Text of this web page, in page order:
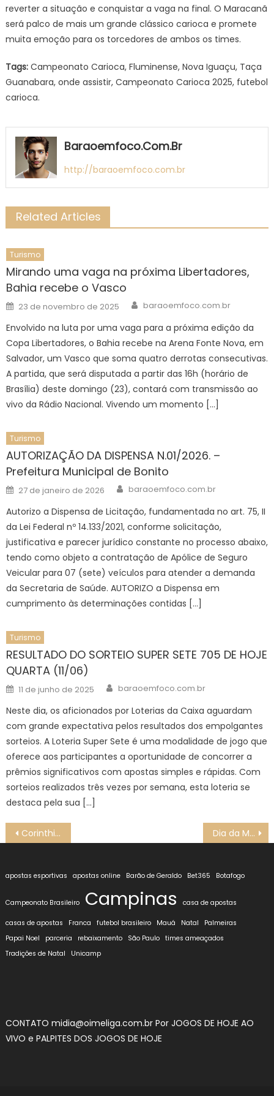
reverter a situação e conquistar a vaga na final. O Maracanã
será palco de mais um grande clássico carioca e promete
muita emoção para os torcedores de ambos os times.
Tags:Campeonato Carioca, Fluminense, Nova Iguaçu, Taça
Guanabara, onde assistir, Campeonato Carioca 2025, futebol
carioca.
Baraoemfoco.com.br
http://baraoemfoco.com.br
Related Articles
Turismo
Mirando uma vaga na próxima Libertadores,
Bahia recebe o Vasco
Posted
on
23 de novembro de 2025 Author
baraoemfoco.com.br
Envolvido na luta por uma vaga para a próxima edição da
Copa Libertadores, o Bahia recebe na Arena Fonte Nova, em
Salvador, um Vasco que soma quatro derrotas consecutivas.
A partida, que será disputada a partir das 16h (horário de
Brasília) deste domingo (23), contará com transmissão ao
vivo da Rádio Nacional. Vivendo um momento […]
Turismo
AUTORIZAÇÃO DA DISPENSA N.01/2026. –
Prefeitura Municipal de Bonito
Posted
on
27 de janeiro de 2026 Author
baraoemfoco.com.br
Autorizo a Dispensa de Licitação, fundamentada no art. 75, II
da Lei Federal nº 14.133/2021, conforme solicitação,
justificativa e parecer jurídico constante no processo abaixo,
tendo como objeto a contratação de Apólice de Seguro
Veicular para 07 (sete) veículos para atender a demanda
da Secretaria de Saúde. AUTORIZO a Dispensa em
cumprimento às determinações contidas […]
Turismo
RESULTADO DO SORTEIO SUPER SETE 705 DE HOJE
QUARTA (11/06)
Posted
on
11 de junho de 2025 Author
baraoemfoco.com.br
Neste dia, os aficionados por Loterias da Caixa aguardam
com grande expectativa pelos resultados dos empolgantes
sorteios. A Loteria Super Sete é uma modalidade de jogo que
oferece aos participantes a oportunidade de concorrer a
prêmios significativos com apostas simples e rápidas. Com
sorteios realizados três vezes por semana, esta loteria se
destaca pela sua […]
Navegação
de
Post
Corinthians sofre terceira derrota seguida no NBB ao perder para o São José Dia da Mulher é celebrado com histórias de superação
apostas esportivas apostas online Barão de Geraldo Bet365 Botafogo
Campeonato Brasileiro Campinas casa de apostas
casas de apostas Franca futebol brasileiro Mauá Natal
Palmeiras
Papai Noel
parceria rebaixamento São Paulo
times ameaçados
Tradições de Natal
Unicamp
CONTATO midia@oimeliga.com.br Por JOGOS DE HOJE AO
VIVO e PALPITES DOS JOGOS DE HOJE